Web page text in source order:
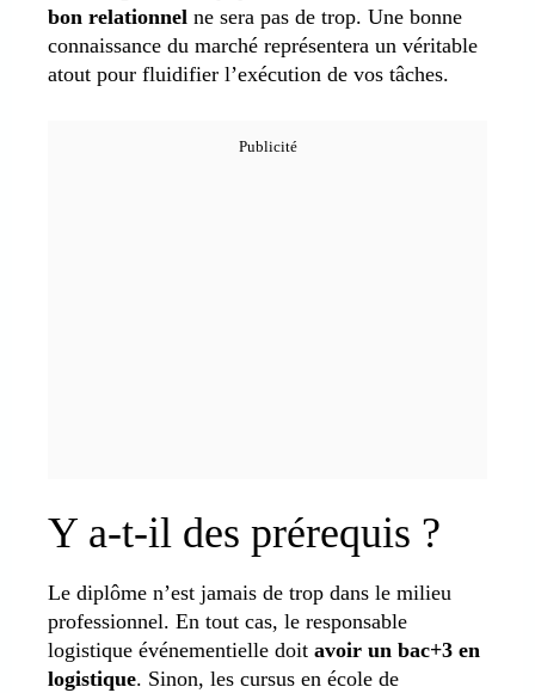
bon relationnel ne sera pas de trop. Une bonne
connaissance du marché représentera un véritable
atout pour fluidifier l’exécution de vos tâches.
Y a-t-il des prérequis ?
Le diplôme n’est jamais de trop dans le milieu
professionnel. En tout cas, le responsable
logistique événementielle doit avoir un bac+3 en
logistique. Sinon, les cursus en école de